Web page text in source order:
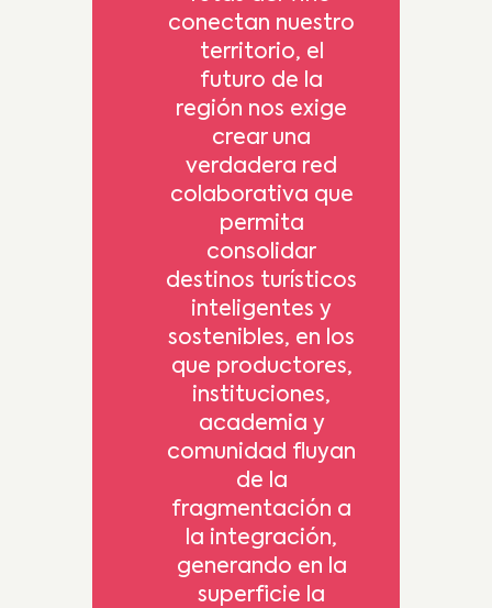
conectan nuestro
territorio, el
futuro de la
región nos exige
crear una
verdadera red
colaborativa que
permita
consolidar
destinos turísticos
inteligentes y
sostenibles, en los
que productores,
instituciones,
academia y
comunidad fluyan
de la
fragmentación a
la integración,
generando en la
superficie la